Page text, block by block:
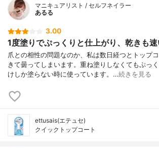
マニキュアリスト / セルフネイラー
あるる
3.00
1度塗りでぷっくりと仕上がり、乾きも速
爪との相性の問題なのか、私は数日経つとトップ
きて曇ってしまいます。重ね塗りしなくてもぷっ
けしか塗らない時に使っています。…続きを見る
ettusais(エテュセ)
クイックトップコート